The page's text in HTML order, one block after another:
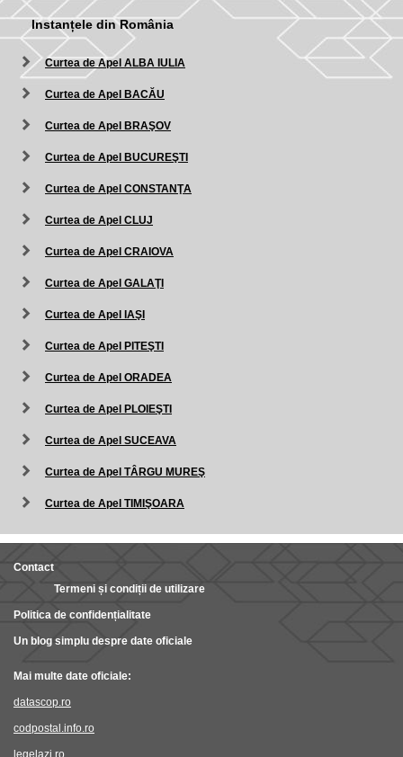
Instanțele din România
Curtea de Apel ALBA IULIA
Curtea de Apel BACĂU
Curtea de Apel BRAŞOV
Curtea de Apel BUCUREŞTI
Curtea de Apel CONSTANŢA
Curtea de Apel CLUJ
Curtea de Apel CRAIOVA
Curtea de Apel GALAŢI
Curtea de Apel IAŞI
Curtea de Apel PITEŞTI
Curtea de Apel ORADEA
Curtea de Apel PLOIEŞTI
Curtea de Apel SUCEAVA
Curtea de Apel TÂRGU MUREŞ
Curtea de Apel TIMIŞOARA
Contact
Termeni și condiții de utilizare
Politica de confidențialitate
Un blog simplu despre date oficiale
Mai multe date oficiale:
datascop.ro
codpostal.info.ro
legelazi.ro